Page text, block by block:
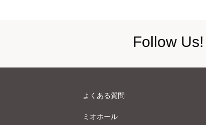
Follow Us!
よくある質問
ミオホール